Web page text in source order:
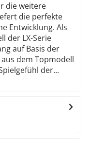
die weitere
die perfekte
Entwicklung. Als
der LX-Serie
auf Basis der
dem Topmodell
der...